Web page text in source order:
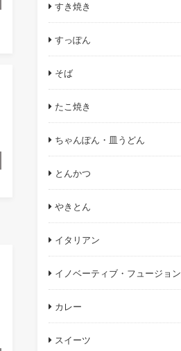
すき焼き
すっぽん
そば
たこ焼き
ちゃんぽん・皿うどん
とんかつ
やきとん
イタリアン
イノベーティブ・フュージョン
カレー
スイーツ